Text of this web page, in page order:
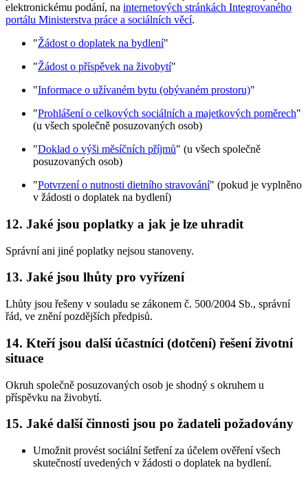
elektronickému podání, na internetových stránkách Integrovaného
portálu Ministerstva práce a sociálních věcí.
"Žádost o doplatek na bydlení"
"Žádost o příspěvek na živobytí"
"Informace o užívaném bytu (obývaném prostoru)"
"Prohlášení o celkových sociálních a majetkových poměrech"
(u všech společně posuzovaných osob)
"Doklad o výši měsíčních příjmů" (u všech společně
posuzovaných osob)
"Potvrzení o nutnosti dietního stravování" (pokud je vyplněno
v žádosti o doplatek na bydlení)
12. Jaké jsou poplatky a jak je lze uhradit
Správní ani jiné poplatky nejsou stanoveny.
13. Jaké jsou lhůty pro vyřízení
Lhůty jsou řešeny v souladu se zákonem č. 500/2004 Sb., správní
řád, ve znění pozdějších předpisů.
14. Kteří jsou další účastníci (dotčení) řešení životní
situace
Okruh společně posuzovaných osob je shodný s okruhem u
příspěvku na živobytí.
15. Jaké další činnosti jsou po žadateli požadovány
Umožnit provést sociální šetření za účelem ověření všech
skutečností uvedených v žádosti o doplatek na bydlení.